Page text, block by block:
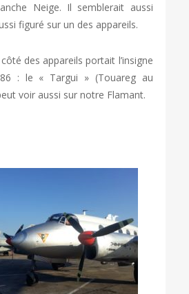
Neige. Il semblerait aussi
figuré sur un des appareils.
des appareils portait l’insigne
86 : le « Targui » (Touareg au
voir aussi sur notre Flamant.